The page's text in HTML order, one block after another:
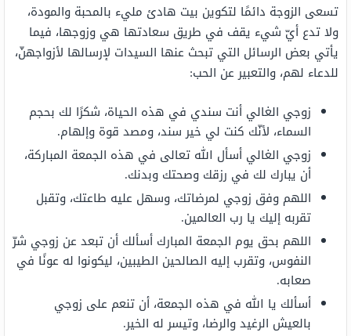
تسعى الزوجة دائمًا لتكوين بيت هادئ مليء بالمحبة والمودة،
ولا تدع أيّ شيء يقف في طريق سعادتها هي وزوجها، فيما
يأتي بعض الرسائل التي تبحث عنها السيدات لإرسالها لأزواجهنّ،
للدعاء لهم، والتعبير عن الحب:
زوجي الغالي أنت سندي في هذه الحياة، شكرًا لك بحجم
السماء، لأنّك كنت لي خير سند، ومصد قوة وإلهام.
زوجي الغالي أسأل الله تعالى في هذه الجمعة المباركة،
أن يبارك لك في رزقك وصحتك وبدنك.
اللهم وفق زوجي لمرضاتك، وسهل عليه طاعتك، وتقبل
تقربه إليك يا رب العالمين.
اللهم بحق يوم الجمعة المبارك أسألك أن تبعد عن زوجي شرّ
النفوس، وتقرب إليه الصالحين الطيبين، ليكونوا له عونًا في
صعابه.
أسألك يا الله في هذه الجمعة، أن تنعم على زوجي
بالعيش الرغيد والرضا، وتيسر له الخير.